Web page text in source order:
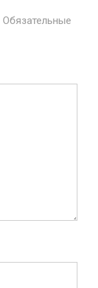
Обязательные